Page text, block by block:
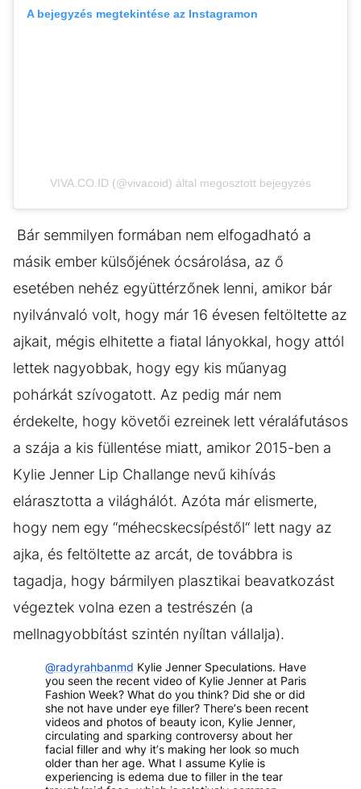
A bejegyzés megtekintése az Instagramon
VIVA.CO.ID (@vivacoid) által megosztott bejegyzés
Bár semmilyen formában nem elfogadható a
másik ember külsőjének ócsárolása, az ő
esetében nehéz együttérzőnek lenni, amikor bár
nyilvánvaló volt, hogy már 16 évesen feltöltette az
ajkait, mégis elhitette a fiatal lányokkal, hogy attól
lettek nagyobbak, hogy egy kis műanyag
pohárkát szívogatott. Az pedig már nem
érdekelte, hogy követői ezreinek lett véraláfutásos
a szája a kis füllentése miatt, amikor 2015-ben a
Kylie Jenner Lip Challange nevű kihívás
elárasztotta a világhálót. Azóta már elismerte,
hogy nem egy “méhecskecsípéstől“ lett nagy az
ajka, és feltöltette az arcát, de továbbra is
tagadja, hogy bármilyen plasztikai beavatkozást
végeztek volna ezen a testrészén (a
mellnagyobbítást szintén nyíltan vállalja).
@radyrahbanmd Kylie Jenner Speculations. Have
you seen the recent video of Kylie Jenner at Paris
Fashion Week? What do you think? Did she or did
she not have under eye filler? There’s been recent
videos and photos of beauty icon, Kylie Jenner,
circulating and sparking controversy about her
facial filler and why it’s making her look so much
older than her age. What I assume Kylie is
experiencing is edema due to filler in the tear